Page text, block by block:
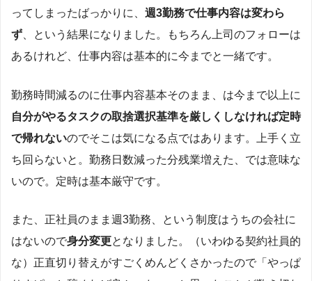
ってしまったばっかりに、 週3勤務で仕事内容は変わら
ず 、という結果になりました。もちろん上司のフォローは
あるけれど、仕事内容は基本的に今までと一緒です。
勤務時間減るのに仕事内容基本そのまま、は今まで以上に
自分がやるタスクの取捨選択基準を厳しくしなければ定時
で帰れないのでそこは気になる点ではあります。上手く立
ち回らないと。勤務日数減った分残業増えた、では意味な
いので。定時は基本厳守です。
また、正社員のまま週3勤務、という制度はうちの会社に
はないので身分変更となりました。（いわゆる契約社員的
な）正直切り替えがすごくめんどくさかったので「やっぱ